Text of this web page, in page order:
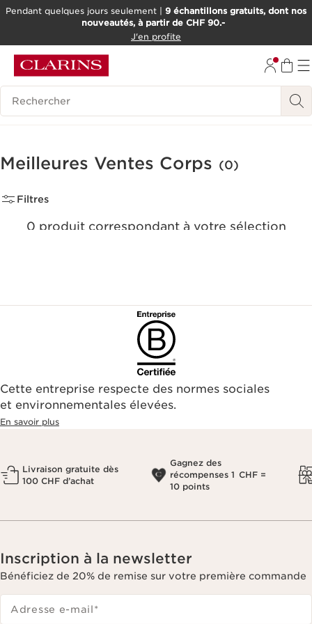
ALLER AU CONTENU
OUTIL D'ACCESSIBILITÉ
Pendant quelques jours seulement | 9 échantillons gratuits, dont nos
nouveautés, à partir de CHF 90.-
J'en profite
Historique des recherches
Meilleures Ventes Corps (0)
Filtres
0 produit correspondant à votre sélection
Cette entreprise respecte des normes sociales
et environnementales élevées.
En savoir plus
Livraison gratuite dès
100 CHF d’achat
Gagnez des
récompenses 1 CHF =
10 points
Inscription à la newsletter
Bénéficiez de 20% de remise sur votre première commande
Adresse e-mail*